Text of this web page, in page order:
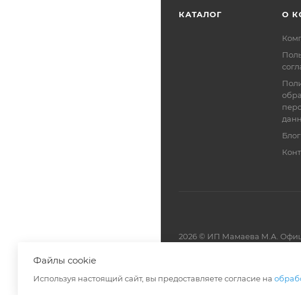
КАТАЛОГ О
Блог
2026 © ИП Мамаева М.А.
Файлы cookie
Используя настоящий сайт, вы предоставляете согласие на